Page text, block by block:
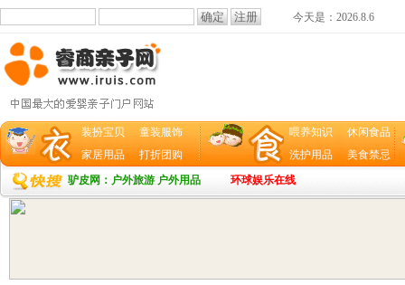
今天是： 2026.8.6
装扮宝贝
童装服饰
家居用品
打折团购
喂养知识
休闲食品
洗护用品
美食禁忌
驴皮网：户外旅游 户外用品
环球娱乐在线